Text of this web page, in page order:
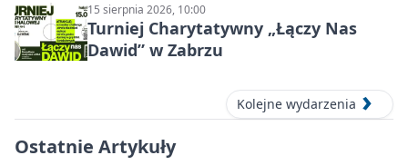
15 sierpnia 2026, 10:00
Turniej Charytatywny „Łączy Nas
Dawid” w Zabrzu
Kolejne wydarzenia
Ostatnie Artykuły